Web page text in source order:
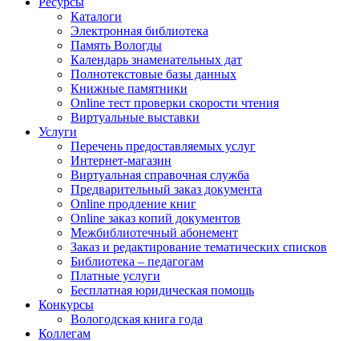
Каталоги
Электронная библиотека
Память Вологды
Календарь знаменательных дат
Полнотекстовые базы данных
Книжные памятники
Online тест проверки скорости чтения
Виртуальные выставки
Услуги
Перечень предоставляемых услуг
Интернет-магазин
Виртуальная справочная служба
Предварительный заказ документа
Online продление книг
Online заказ копий документов
Межбиблиотечный абонемент
Заказ и редактирование тематических списков
Библиотека – педагогам
Платные услуги
Бесплатная юридическая помощь
Конкурсы
Вологодская книга года
Коллегам